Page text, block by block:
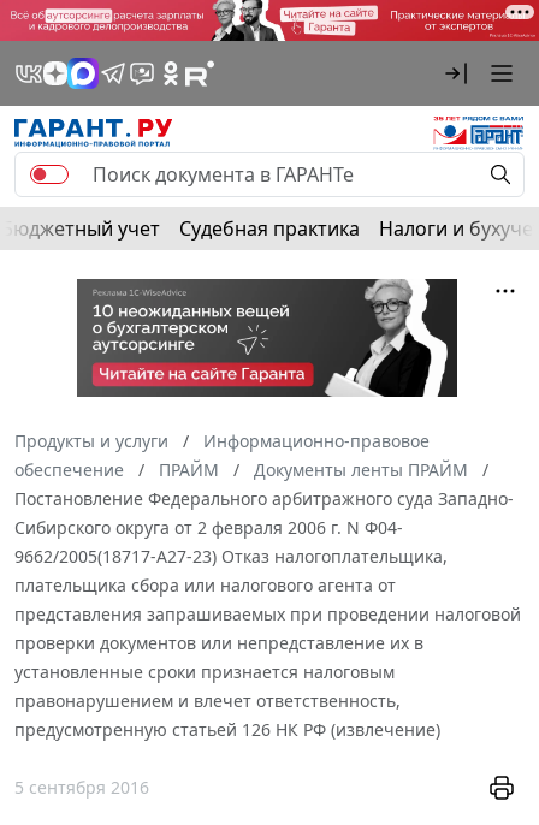
Бюджетный учет Судебная практика Налоги и
Продукты и услуги
Информационно-правовое
обеспечение
ПРАЙМ
Документы ленты ПРАЙМ
Постановление Федерального арбитражного суда Западно-
Сибирского округа от 2 февраля 2006 г. N Ф04-
9662/2005(18717-А27-23) Отказ налогоплательщика,
плательщика сбора или налогового агента от
представления запрашиваемых при проведении налоговой
проверки документов или непредставление их в
установленные сроки признается налоговым
правонарушением и влечет ответственность,
предусмотренную статьей 126 НК РФ (извлечение)
5 сентября 2016